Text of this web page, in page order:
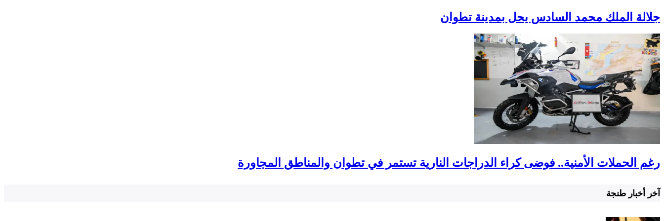
جلالة الملك محمد السادس يحل بمدينة تطوان
رغم الحملات الأمنية.. فوضى كراء الدراجات النارية تستمر في تطوان والمناطق المجاورة
آخر أخبار طنجة